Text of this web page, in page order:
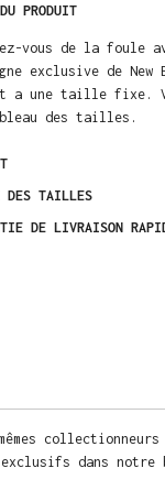
PRODUIT
vous de la foule
exclusive de New
a une taille fixe.
des tailles.
DES TAILLES
DE LIVRAISON
dans